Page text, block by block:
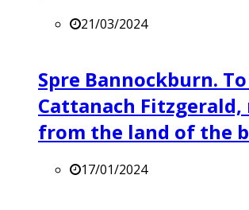
21/03/2024
Spre Bannockburn.
Cattanach
from the land of the
17/01/2024